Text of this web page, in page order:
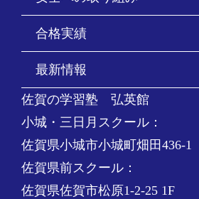
合格実績
最新情報
佐賀の学習塾 弘英館
小城・三日月スクール：
佐賀県小城市小城町畑田436-1
佐賀県前スクール：
佐賀県佐賀市松原1-2-25 1F